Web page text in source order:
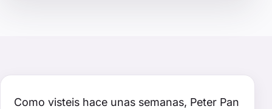
Como visteis hace unas semanas, Peter Pan